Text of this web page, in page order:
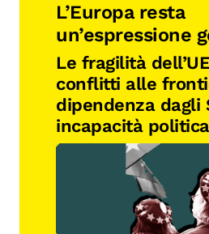
L’Europa resta
un’espressione
Le fragilità
conflitti alle
dipendenza dagli
incapacità